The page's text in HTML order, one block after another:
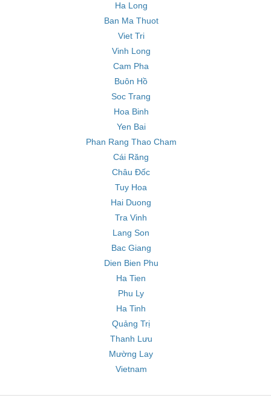
Ha Long
Ban Ma Thuot
Viet Tri
Vinh Long
Cam Pha
Buôn Hồ
Soc Trang
Hoa Binh
Yen Bai
Phan Rang Thao Cham
Cái Răng
Châu Đốc
Tuy Hoa
Hai Duong
Tra Vinh
Lang Son
Bac Giang
Dien Bien Phu
Ha Tien
Phu Ly
Ha Tinh
Quảng Trị
Thanh Lưu
Mường Lay
Vietnam